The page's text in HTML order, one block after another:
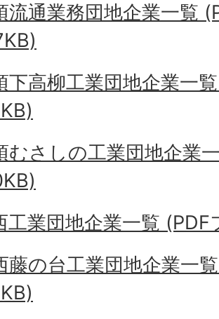
流通業務団地企業一覧
下高柳工業団地企業一
むさしの工業団地企業
工業団地企業一覧
藤の台工業団地企業一